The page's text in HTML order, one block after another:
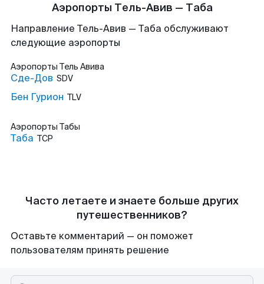
Аэропорты Тель-Авив — Таба
Направление Тель-Авив — Таба обслуживают
следующие аэропорты
Аэропорты Тель Авива
Сде-Дов SDV
Бен Гурион TLV
Аэропорты Табы
Таба TCP
Часто летаете и знаете больше других
путешественников?
Оставьте комментарий — он поможет
пользователям принять решение